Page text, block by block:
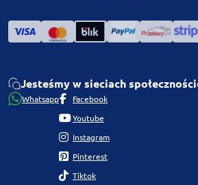
Jesteśmy w sieciach
Whatsapp Facebook
Youtube
Instagram
Pinterest
Tiktok